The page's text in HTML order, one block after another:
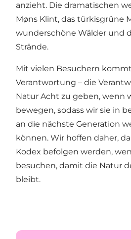
anzieht. Die dramatischen
Møns Klint, das türkisgrüne
wunderschöne Wälder und
Strände.
Mit vielen Besuchern
Verantwortung – die
Natur Acht zu geben, wenn
bewegen, sodass wir sie in
an die nächste Generation
können. Wir hoffen daher,
Kodex befolgen werden,
besuchen, damit die Natur
bleibt.